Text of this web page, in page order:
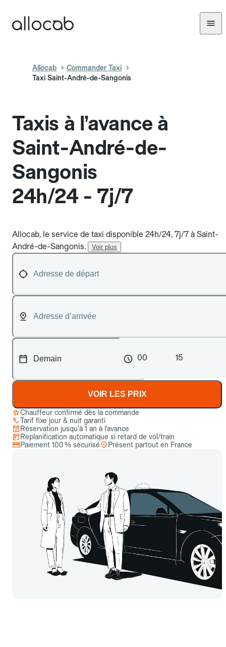
Allocab
Commander Taxi
Taxi Saint-André-de-Sangonis
Taxis à l’avance à
Saint-André-de-
Sangonis
24h/24 - 7j/7
Allocab, le service de taxi disponible 24h/24, 7j/7 à Saint-
André-de-Sangonis.
Voir plus
00 15
VOIR LES PRIX
Chauffeur confirmé dès la commande
Tarif fixe jour & nuit garanti
Réservation jusqu’à 1 an à l’avance
Replanification automatique si retard de vol/train
Paiement 100 % sécurisé
Présent partout en France